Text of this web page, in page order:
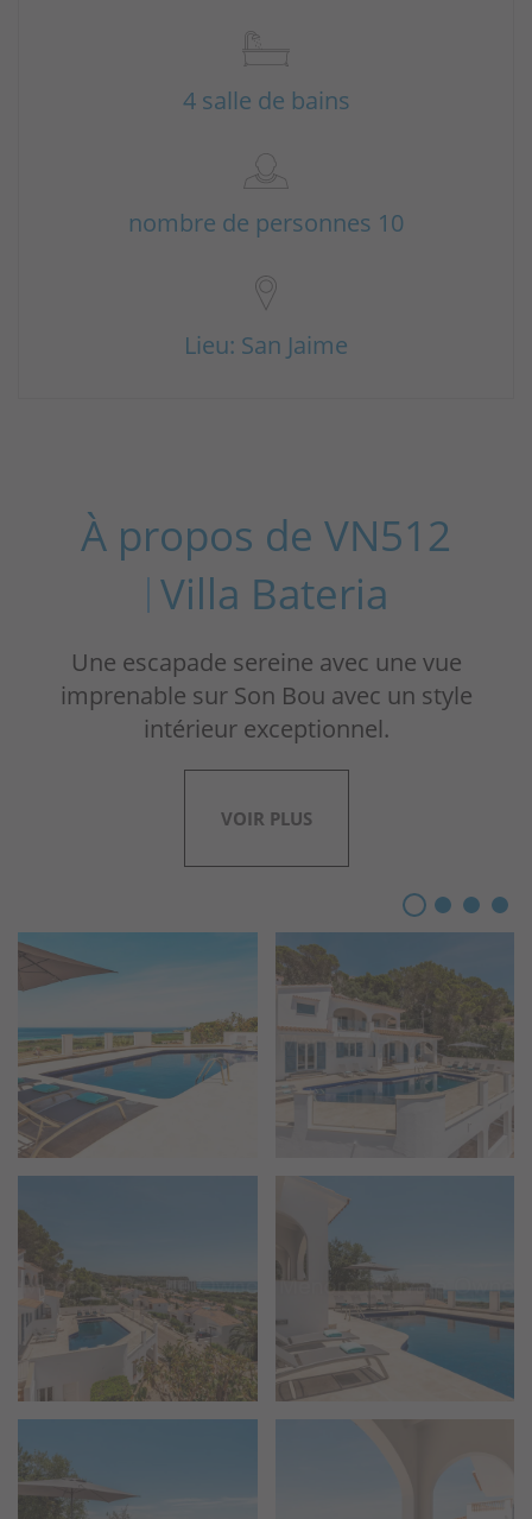
4 salle de bains
nombre de personnes 10
Lieu: San Jaime
À propos de VN512
Villa Bateria
Une escapade sereine avec une vue
imprenable sur Son Bou avec un style
intérieur exceptionnel.
VOIR PLUS